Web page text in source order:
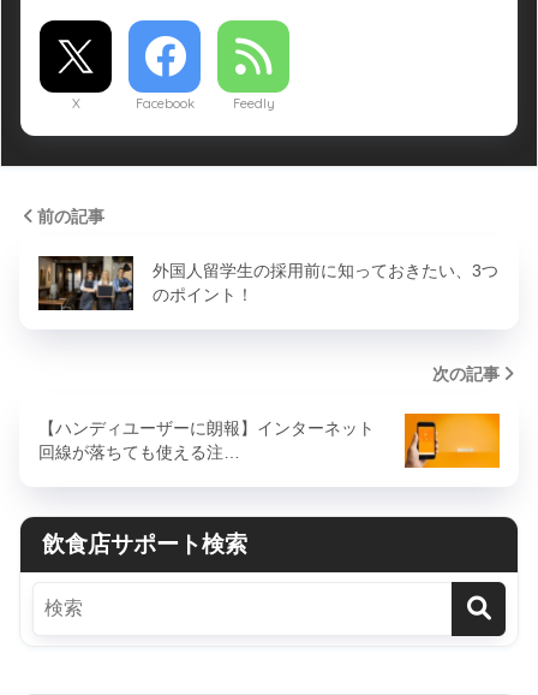
X Facebook Feedly
前の記事
外国人留学生の採用前に知っておきたい、3つ
のポイント！
次の記事
【ハンディユーザーに朗報】インターネット
回線が落ちても使える注…
飲食店サポート検索